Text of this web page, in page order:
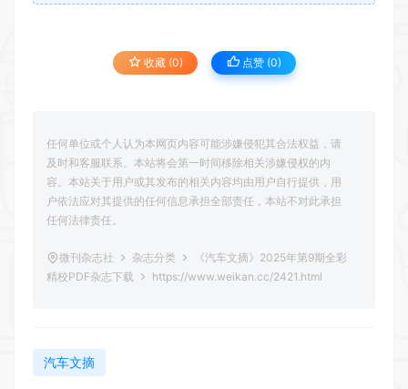
收藏 (0) 点赞 (0)
任何单位或个人认为本网页内容可能涉嫌侵犯其合法权益，请
及时和客服联系。本站将会第一时间移除相关涉嫌侵权的内
容。本站关于用户或其发布的相关内容均由用户自行提供，用
户依法应对其提供的任何信息承担全部责任，本站不对此承担
任何法律责任。
微刊杂志社 杂志分类
《汽车文摘》2025年第9期全彩
精校PDF杂志下载
https://www.weikan.cc/2421.html
汽车文摘